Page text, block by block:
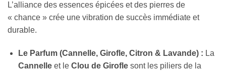
L’alliance des essences épicées et des pierres de
« chance » crée une vibration de succès immédiate et
durable.
Le Parfum (Cannelle, Girofle, Citron & Lavande) : La
Cannelleet le Clou de Giroflesont les piliers de la